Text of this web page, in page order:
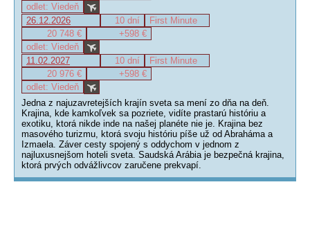
odlet: Viedeň
26.12.2026
10 dní
First Minute
20 748 €
+598 €
odlet: Viedeň
11.02.2027
10 dní
First Minute
20 976 €
+598 €
odlet: Viedeň
Jedna z najuzavretejších krajín sveta sa mení zo dňa na deň.
Krajina, kde kamkoľvek sa pozriete, vidíte prastarú históriu a
exotiku, ktorá nikde inde na našej planéte nie je. Krajina bez
masového turizmu, ktorá svoju históriu píše už od Abraháma a
Izmaela. Záver cesty spojený s oddychom v jednom z
najluxusnejšom hoteli sveta. Saudská Arábia je bezpečná krajina,
ktorá prvých odvážlivcov zaručene prekvapí.